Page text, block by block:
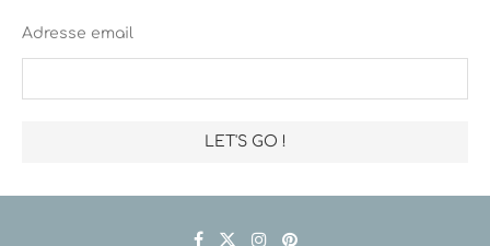
Adresse email